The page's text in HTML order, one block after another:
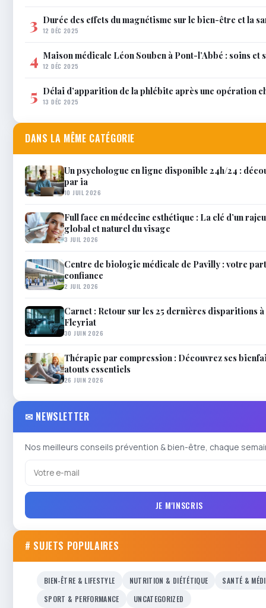
3 Durée des effets du magnétisme sur le bien-être et la
12 DÉC 2025
4 Maison médicale Léon Souben à Pont-l’Abbé : soins et
12 DÉC 2025
5 Délai d’apparition de la phlébite après une opération
13 DÉC 2025
DANS LA MÊME CATÉGORIE
Un psychologue en ligne disponible 24h/24 :
par ia
10 JUIL 2026
Full face en médecine esthétique : La clé d’un
global et naturel du visage
3 JUIL 2026
Centre de biologie médicale de Pavilly : votre
confiance
2 JUIL 2026
Carnet : Retour sur les 25 dernières disparitions à
Fleyriat
30 JUIN 2026
Thérapie par compression : Découvrez ses
atouts essentiels
26 JUIN 2026
✉ NEWSLETTER
Nos meilleurs conseils prévention & bien-être, chaque
JE M'INSCRIS
# SUJETS POPULAIRES
BIEN-ÊTRE & LIFESTYLE NUTRITION & DIÉTÉTIQUE
SANTÉ &
SPORT & PERFORMANCE
UNCATEGORIZED